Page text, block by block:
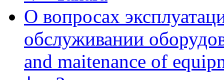
О вопросах
обслуживании
and maitenance of